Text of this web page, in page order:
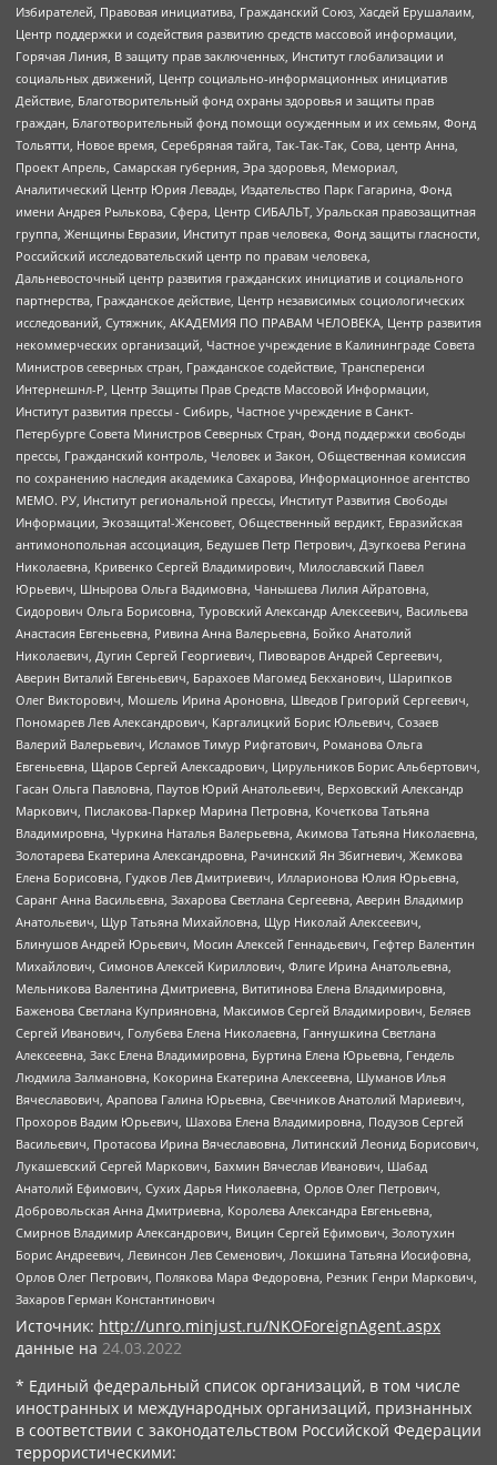
Избирателей, Правовая инициатива, Гражданский Союз, Хасдей Ерушалаим,
Центр поддержки и содействия развитию средств массовой информации,
Горячая Линия, В защиту прав заключенных, Институт глобализации и
социальных движений, Центр социально-информационных инициатив
Действие, Благотворительный фонд охраны здоровья и защиты прав
граждан, Благотворительный фонд помощи осужденным и их семьям, Фонд
Тольятти, Новое время, Серебряная тайга, Так-Так-Так, Сова, центр Анна,
Проект Апрель, Самарская губерния, Эра здоровья, Мемориал,
Аналитический Центр Юрия Левады, Издательство Парк Гагарина, Фонд
имени Андрея Рылькова, Сфера, Центр СИБАЛЬТ, Уральская правозащитная
группа, Женщины Евразии, Институт прав человека, Фонд защиты гласности,
Российский исследовательский центр по правам человека,
Дальневосточный центр развития гражданских инициатив и социального
партнерства, Гражданское действие, Центр независимых социологических
исследований, Сутяжник, АКАДЕМИЯ ПО ПРАВАМ ЧЕЛОВЕКА, Центр развития
некоммерческих организаций, Частное учреждение в Калининграде Совета
Министров северных стран, Гражданское содействие, Трансперенси
Интернешнл-Р, Центр Защиты Прав Средств Массовой Информации,
Институт развития прессы - Сибирь, Частное учреждение в Санкт-
Петербурге Совета Министров Северных Стран, Фонд поддержки свободы
прессы, Гражданский контроль, Человек и Закон, Общественная комиссия
по сохранению наследия академика Сахарова, Информационное агентство
МЕМО. РУ, Институт региональной прессы, Институт Развития Свободы
Информации, Экозащита!-Женсовет, Общественный вердикт, Евразийская
антимонопольная ассоциация, Бедушев Петр Петрович, Дзугкоева Регина
Николаевна, Кривенко Сергей Владимирович, Милославский Павел
Юрьевич, Шнырова Ольга Вадимовна, Чанышева Лилия Айратовна,
Сидорович Ольга Борисовна, Туровский Александр Алексеевич, Васильева
Анастасия Евгеньевна, Ривина Анна Валерьевна, Бойко Анатолий
Николаевич, Дугин Сергей Георгиевич, Пивоваров Андрей Сергеевич,
Аверин Виталий Евгеньевич, Барахоев Магомед Бекханович, Шарипков
Олег Викторович, Мошель Ирина Ароновна, Шведов Григорий Сергеевич,
Пономарев Лев Александрович, Каргалицкий Борис Юльевич, Созаев
Валерий Валерьевич, Исламов Тимур Рифгатович, Романова Ольга
Евгеньевна, Щаров Сергей Алексадрович, Цирульников Борис Альбертович,
Гасан Ольга Павловна, Паутов Юрий Анатольевич, Верховский Александр
Маркович, Пислакова-Паркер Марина Петровна, Кочеткова Татьяна
Владимировна, Чуркина Наталья Валерьевна, Акимова Татьяна Николаевна,
Золотарева Екатерина Александровна, Рачинский Ян Збигневич, Жемкова
Елена Борисовна, Гудков Лев Дмитриевич, Илларионова Юлия Юрьевна,
Саранг Анна Васильевна, Захарова Светлана Сергеевна, Аверин Владимир
Анатольевич, Щур Татьяна Михайловна, Щур Николай Алексеевич,
Блинушов Андрей Юрьевич, Мосин Алексей Геннадьевич, Гефтер Валентин
Михайлович, Симонов Алексей Кириллович, Флиге Ирина Анатольевна,
Мельникова Валентина Дмитриевна, Вититинова Елена Владимировна,
Баженова Светлана Куприяновна, Максимов Сергей Владимирович, Беляев
Сергей Иванович, Голубева Елена Николаевна, Ганнушкина Светлана
Алексеевна, Закс Елена Владимировна, Буртина Елена Юрьевна, Гендель
Людмила Залмановна, Кокорина Екатерина Алексеевна, Шуманов Илья
Вячеславович, Арапова Галина Юрьевна, Свечников Анатолий Мариевич,
Прохоров Вадим Юрьевич, Шахова Елена Владимировна, Подузов Сергей
Васильевич, Протасова Ирина Вячеславовна, Литинский Леонид Борисович,
Лукашевский Сергей Маркович, Бахмин Вячеслав Иванович, Шабад
Анатолий Ефимович, Сухих Дарья Николаевна, Орлов Олег Петрович,
Добровольская Анна Дмитриевна, Королева Александра Евгеньевна,
Смирнов Владимир Александрович, Вицин Сергей Ефимович, Золотухин
Борис Андреевич, Левинсон Лев Семенович, Локшина Татьяна Иосифовна,
Орлов Олег Петрович, Полякова Мара Федоровна, Резник Генри Маркович,
Захаров Герман Константинович
Источник: http://unro.minjust.ru/NKOForeignAgent.aspx
данные на 24.03.2022
* Единый федеральный список организаций, в том числе
иностранных и международных организаций, признанных
в соответствии с законодательством Российской Федерации
террористическими: